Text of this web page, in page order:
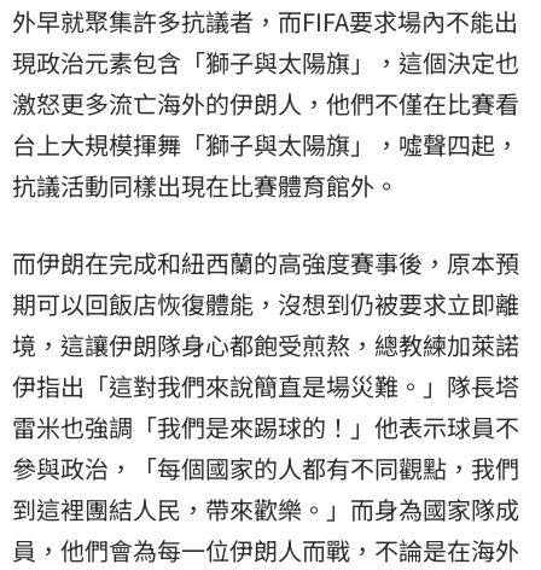
外早就聚集許多抗議者，而FIFA要求場內不能出
現政治元素包含「獅子與太陽旗」，這個決定也
激怒更多流亡海外的伊朗人，他們不僅在比賽看
台上大規模揮舞「獅子與太陽旗」，噓聲四起，
抗議活動同樣出現在比賽體育館外。
而伊朗在完成和紐西蘭的高強度賽事後，原本預
期可以回飯店恢復體能，沒想到仍被要求立即離
境，這讓伊朗隊身心都飽受煎熬，總教練加萊諾
伊指出「這對我們來說簡直是場災難。」隊長塔
雷米也強調「我們是來踢球的！」他表示球員不
參與政治，「每個國家的人都有不同觀點，我們
到這裡團結人民，帶來歡樂。」而身為國家隊成
員，他們會為每一位伊朗人而戰，不論是在海外